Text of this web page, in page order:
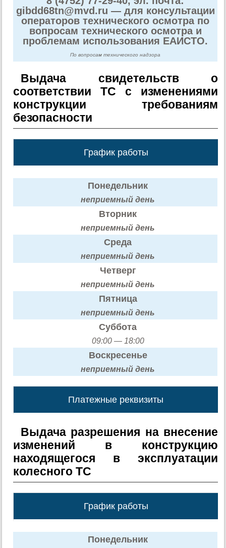
gibdd68tn@mvd.ru — для консультации
операторов технического осмотра по
вопросам технического осмотра и
проблемам использования ЕАИСТО.
По вопросам технического надзора
Выдача свидетельств о
соответствии ТС с изменениями
конструкции требованиям
безопасности
График работы
Понедельник
неприемный день
Вторник
неприемный день
Среда
неприемный день
Четверг
неприемный день
Пятница
неприемный день
Суббота
09:00 — 18:00
Воскресенье
неприемный день
Платежные реквизиты
Выдача разрешения на внесение
изменений в конструкцию
находящегося в эксплуатации
колесного ТС
График работы
Понедельник